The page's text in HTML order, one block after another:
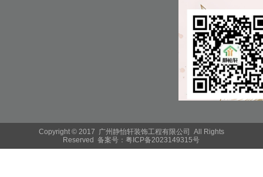
Copyright © 2017 广州静怡轩装饰工程有限公司 All Rights
Reserved 备案号：粤ICP备2023149315号